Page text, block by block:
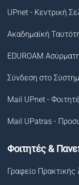
UPnet - Κεντρική
Ακαδημαϊκή
EDUROAM
Σύνδεση στο
Mail UPnet -
Mail UPatras -
Φοιτητές &
Γραφείο Πρακτικής